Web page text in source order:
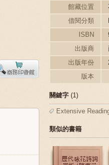
館藏位置
借閱分類
ISBN
出版商
出版年份
版本
關鍵字 (1)
Extensive
類似的書籍